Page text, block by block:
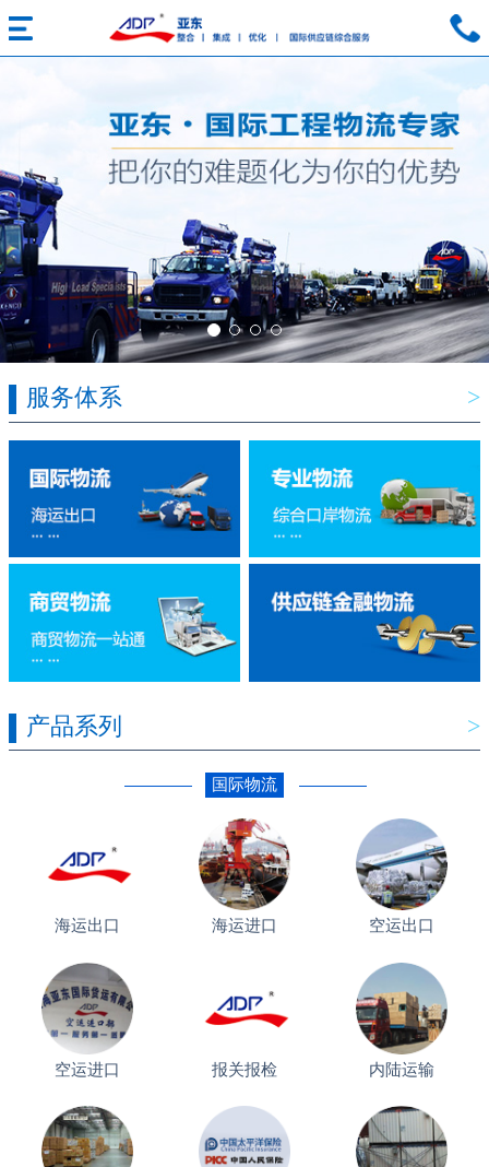
服务体系 >
产品系列 >
国际物流
海运出口 海运进口 空运出口
空运进口 报关报检 内陆运输